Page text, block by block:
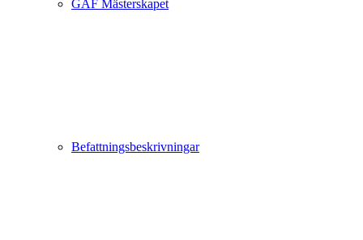
GAF Mästerskapet
Befattningsbeskrivningar